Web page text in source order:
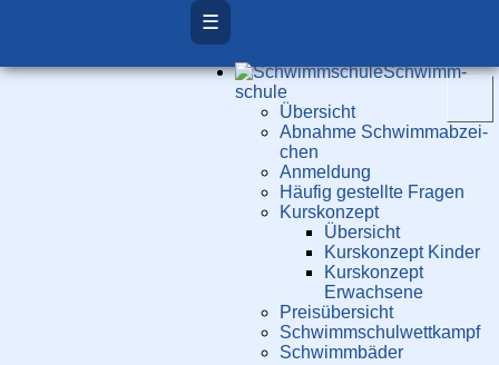
☰
Schwimm­
schule
Übersicht
Ab­nah­me Schwimm­ab­zei­
chen
Anmeldung
Häufig gestellte Fragen
Kurs­konzept
Übersicht
Kurskonzept Kinder
Kurskonzept
Erwachsene
Preis­über­sicht
Schwimm­schul­wett­kampf
Schwimm­bäder